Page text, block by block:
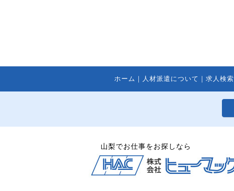
ホーム ｜ 人材派遣について ｜ 求人検索
山梨でお仕事をお探しなら